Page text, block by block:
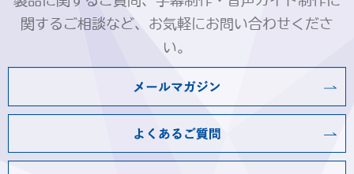
関するご相談など、お気軽にお問い合わせくださ
い。